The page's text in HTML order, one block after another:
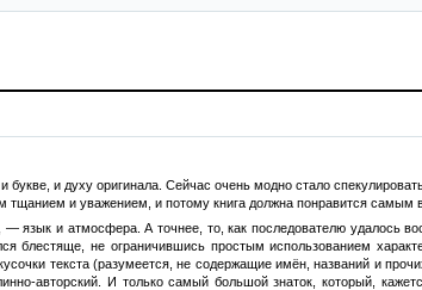
и духу оригинала. Сейчас очень модно стало
тщанием и уважением, и потому книга должна понравится
язык и атмосфера. А точнее, то, как последователю удалось
блестяще, не ограничившись простым использованием
текста (разумеется, не содержащие имён, названий и
авторский. И только самый большой знаток, который,